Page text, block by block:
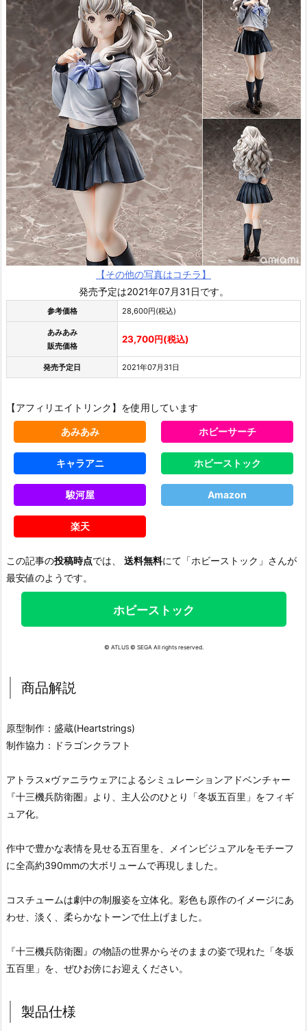
【その他の写真はコチラ】
発売予定は2021年07月31日です。
参考価格 28,600円(税込)
あみあみ
販売価格
23,700円(税込)
発売予定日 2021年07月31日
【アフィリエイトリンク】を使用しています
あみあみ ホビーサーチ
キャラアニ ホビーストック
駿河屋 Amazon
楽天
この記事の投稿時点では、 送料無料にて「ホビーストック」さんが
最安値のようです。
ホビーストック
© ATLUS © SEGA All rights reserved.
商品解説
原型制作：盛蔵(Heartstrings)
制作協力：ドラゴンクラフト
アトラス×ヴァニラウェアによるシミュレーションアドベンチャー
『十三機兵防衛圏』より、主人公のひとり「冬坂五百里」をフィギ
ュア化。
作中で豊かな表情を見せる五百里を、メインビジュアルをモチーフ
に全高約390mmの大ボリュームで再現しました。
コスチュームは劇中の制服姿を立体化。彩色も原作のイメージにあ
わせ、淡く、柔らかなトーンで仕上げました。
『十三機兵防衛圏』の物語の世界からそのままの姿で現れた「冬坂
五百里」を、ぜひお傍にお迎えください。
製品仕様